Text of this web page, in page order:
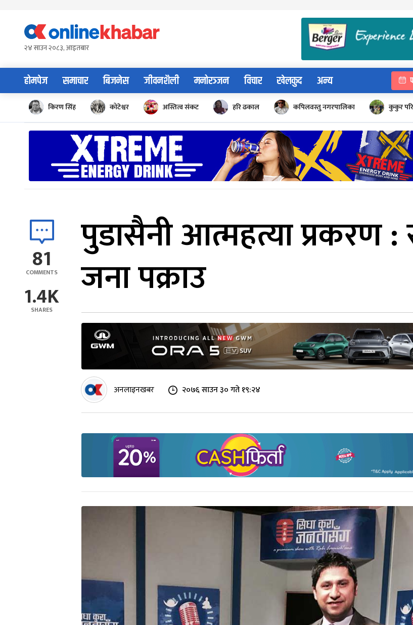
content२४ साउन २०८३, आइतबार
होमपेज समाचार बिजनेस जीवनशैली मनोरञ्जन विचार खेलकुद अन्य
किरण सिंह कोटेश्वर अस्तित्व संकट हरि ढकाल कपिलवस्तु नगरपालिका कुकुर
81
COMMENTS
1.4K
SHARES
पुडासैनी आत्महत्या प्रकरण :
जना पक्राउ
अनलाइनखबर २०७६ साउन ३० गते १९:२४